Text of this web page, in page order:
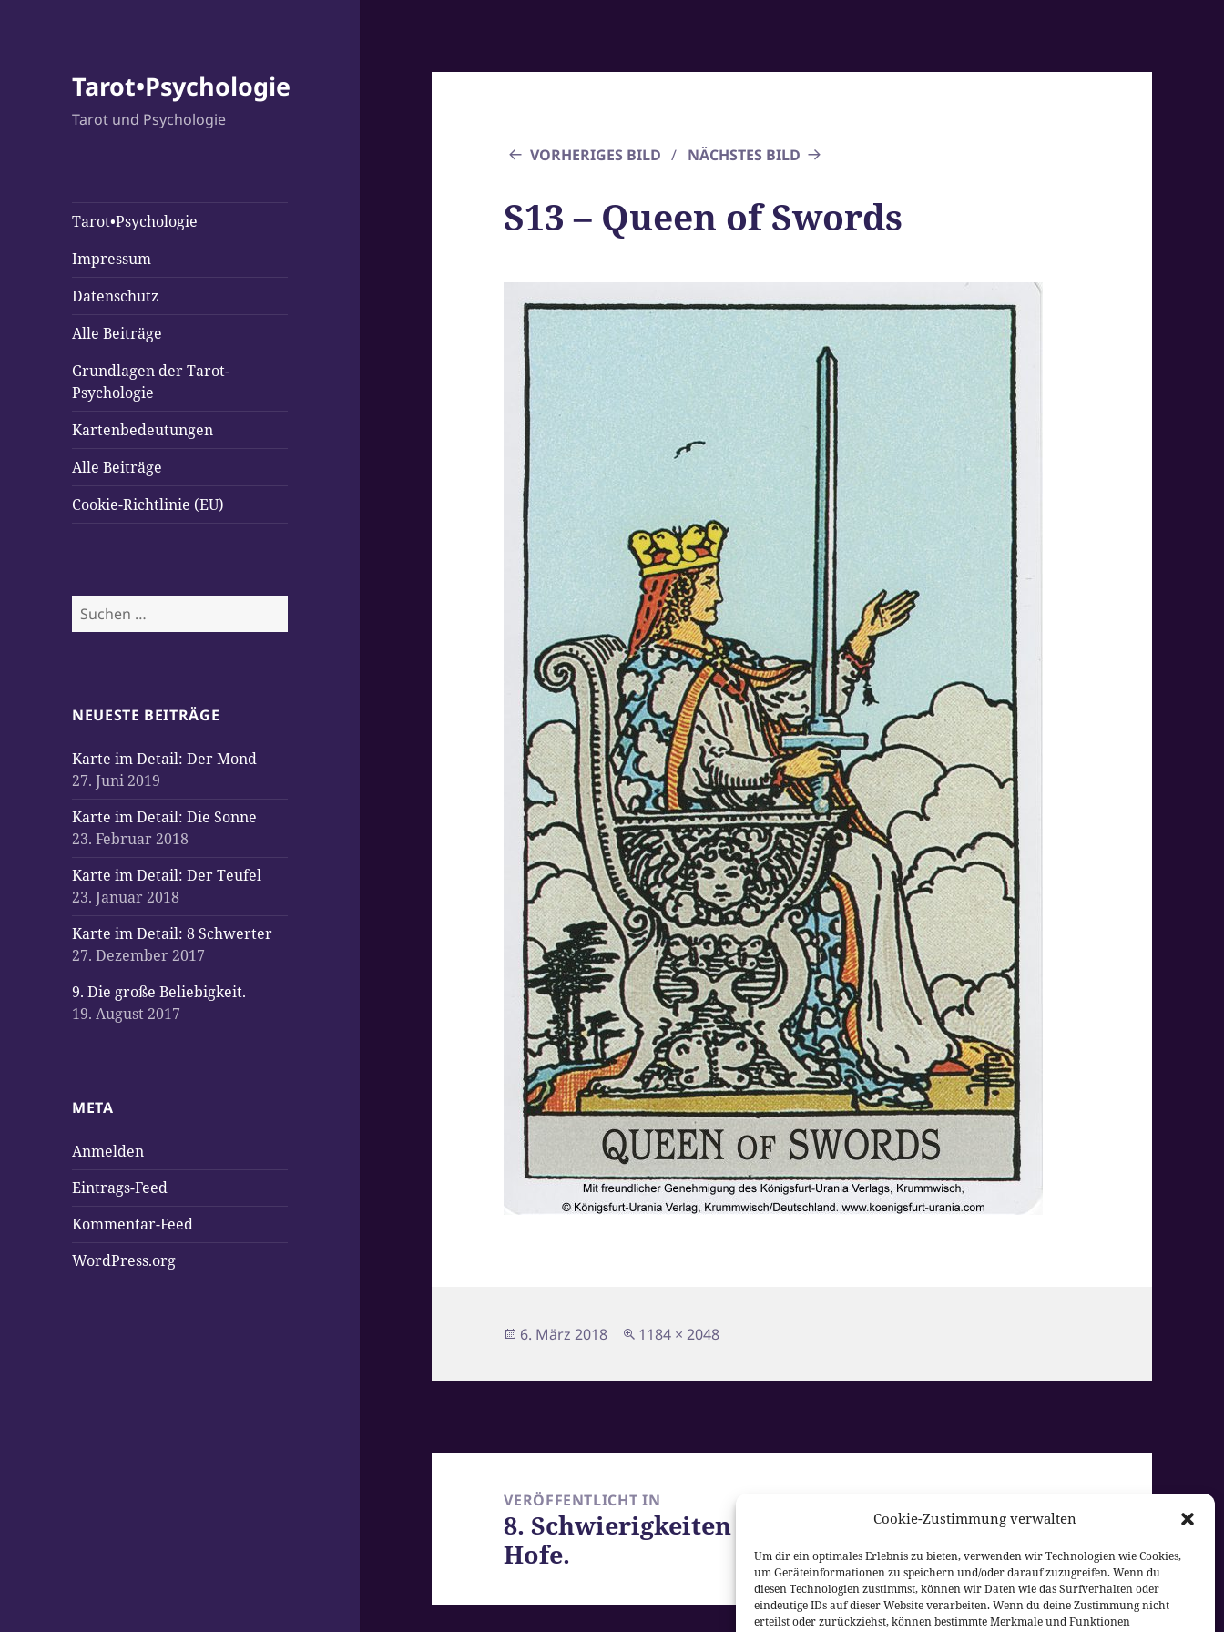
Cookie-Zustimmung verwalten
Um dir ein optimales Erlebnis zu bieten, verwenden wir Technologien wie Cookies,
um Geräteinformationen zu speichern und/oder darauf zuzugreifen. Wenn du
diesen Technologien zustimmst, können wir Daten wie das Surfverhalten oder
eindeutige IDs auf dieser Website verarbeiten. Wenn du deine Zustimmung nicht
erteilst oder zurückziehst, können bestimmte Merkmale und Funktionen
Tarot•Psychologie
Tarot und Psychologie
Tarot•Psychologie
Impressum
Datenschutz
Alle Beiträge
Grundlagen der Tarot-
Psychologie
Kartenbedeutungen
Alle Beiträge
Cookie-Richtlinie (EU)
Suchen
nach:
NEUESTE BEITRÄGE
Karte im Detail: Der Mond
27. Juni 2019
Karte im Detail: Die Sonne
23. Februar 2018
Karte im Detail: Der Teufel
23. Januar 2018
Karte im Detail: 8 Schwerter
27. Dezember 2017
9. Die große Beliebigkeit.
19. August 2017
META
Anmelden
Eintrags-Feed
Kommentar-Feed
WordPress.org
VORHERIGES BILD NÄCHSTES BILD
S13 – Queen of Swords
Veröffentlicht
6. März 2018 Originalgröße
1184 × 2048
VERÖFFENTLICHT IN
8. Schwierigkeiten mit den Herrschaften vom
Hofe.